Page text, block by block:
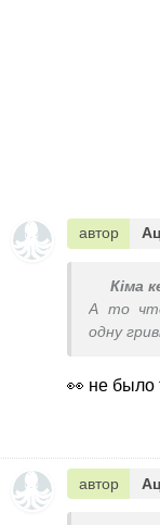
автор
Кіма
А то
одну
👀 не было
автор